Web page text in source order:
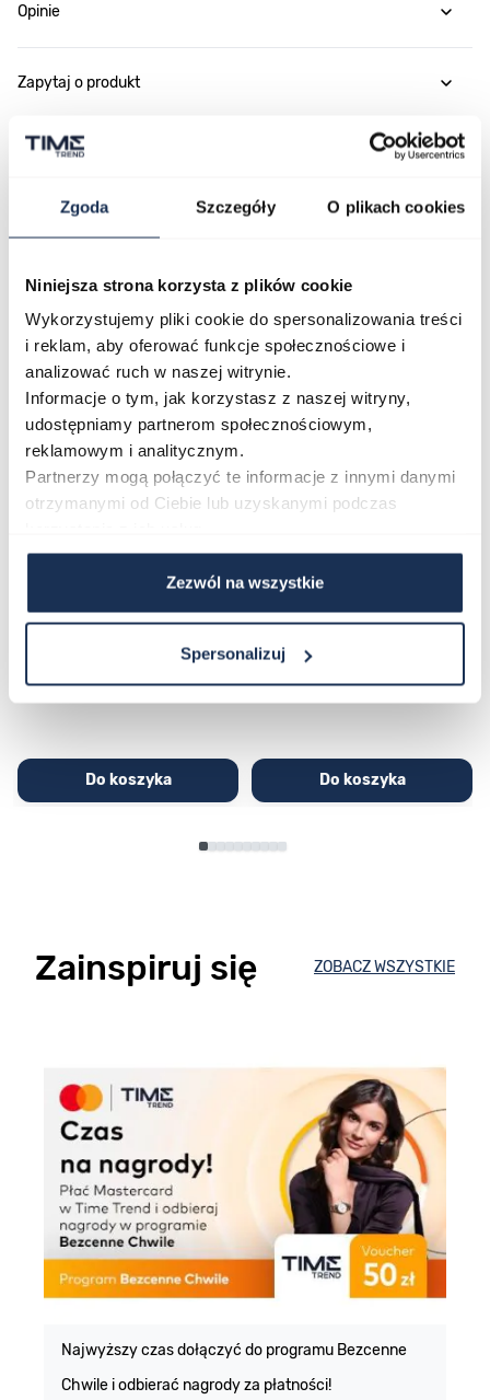
Zgoda Szczegóły O plikach cookies
Niniejsza strona korzysta z plików cookie
Wykorzystujemy pliki cookie do spersonalizowania treści
i reklam, aby oferować funkcje społecznościowe i
analizować ruch w naszej witrynie.
Informacje o tym, jak korzystasz z naszej witryny,
udostępniamy partnerom społecznościowym,
reklamowym i analitycznym.
Partnerzy mogą połączyć te informacje z innymi danymi
otrzymanymi od Ciebie lub uzyskanymi podczas
Zezwól na wszystkie
Spersonalizuj
Opinie
Zapytaj o produkt
Płatność i dostawa
Najczęściej kupowane
Poruszanie się po elementach karuzeli jest możliwe za pomocą
Naciśnij, aby pominąć karuzelę
Naciśnij, aby przejść do nawigacji karuzeli
CASIO Sport AE-1200WHD-
03362600
Do koszyka
Casio Sport AQ-230GA-
03311457
296,00 zł
Do koszyka
Zainspiruj się ZOBACZ WSZYSTKIE
Najwyższy czas dołączyć do programu Bezcenne
Chwile i odbierać nagrody za płatności!